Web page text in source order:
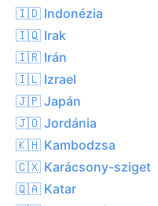
🇮🇩 Indonézia
🇮🇶 Irak
🇮🇷 Irán
🇮🇱 Izrael
🇯🇵 Japán
🇯🇴 Jordánia
🇰🇭 Kambodzsa
🇨🇽 Karácsony-sziget
🇶🇦 Katar